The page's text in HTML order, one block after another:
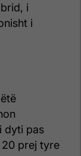
i
i
dyti pas
20 prej tyre